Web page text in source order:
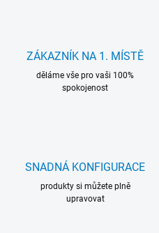
ZÁKAZNÍK NA 1. MÍSTĚ
děláme vše pro vaši 100%
spokojenost
SNADNÁ KONFIGURACE
produkty si můžete plně
upravovat